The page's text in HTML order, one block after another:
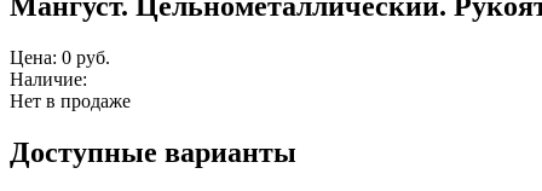
Цена: 0 руб.
Наличие:
Нет в продаже
Доступные варианты